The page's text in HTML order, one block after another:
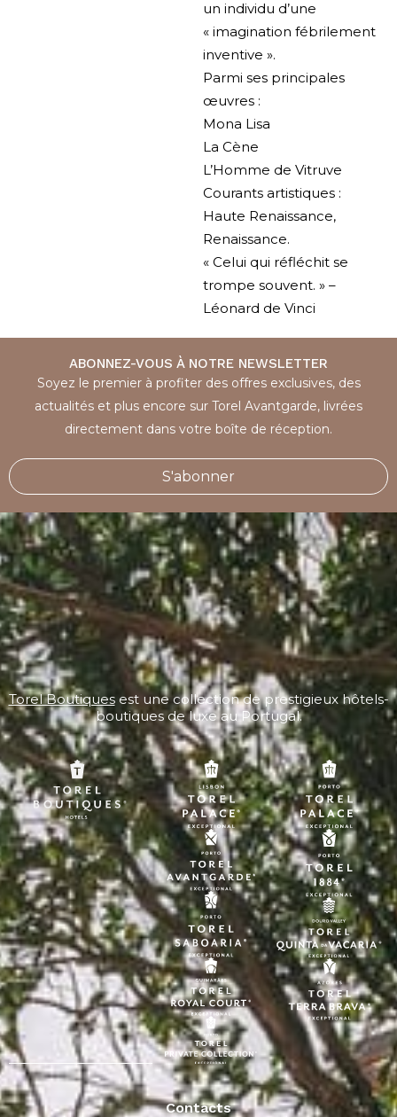
un individu d’une
« imagination fébrilement
inventive ».
Parmi ses principales
œuvres :
Mona Lisa
La Cène
L’Homme de Vitruve
Courants artistiques :
Haute Renaissance,
Renaissance.
« Celui qui réfléchit se
trompe souvent. » –
Léonard de Vinci
ABONNEZ-VOUS À NOTRE NEWSLETTER
Soyez le premier à profiter des offres exclusives, des
actualités et plus encore sur Torel Avantgarde, livrées
directement dans votre boîte de réception.
S'abonner
Torel Boutiquesest une collection de prestigieux hôtels-
boutiques de luxe au Portugal.
Contacts